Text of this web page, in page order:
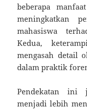
beberapa
meningkatkan
mahasiswa
Kedua,
mengasah detail
dalam praktik
Pendekatan ini
menjadi lebih